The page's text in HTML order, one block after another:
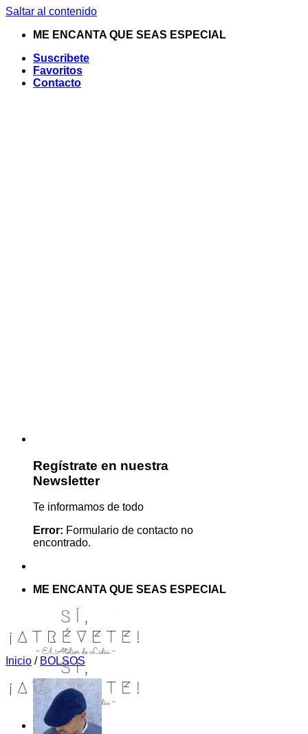
Saltar al contenido
ME ENCANTA QUE SEAS ESPECIAL
Suscribete
Favoritos
Contacto
Regístrate en nuestra
Newsletter
Te informamos de todo
Error: Formulario de contacto no
encontrado.
ME ENCANTA QUE SEAS ESPECIAL
Inicio / BOLSOS